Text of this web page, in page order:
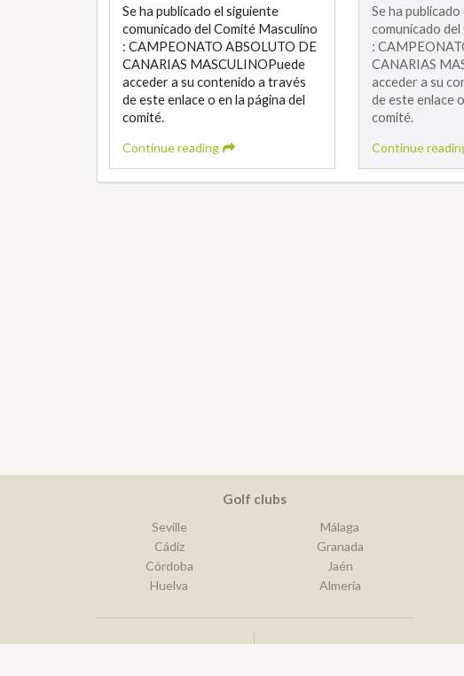
Se ha publicado el siguiente
comunicado del Comité Masculino
: CAMPEONATO ABSOLUTO DE
CANARIAS MASCULINOPuede
acceder a su contenido a través
de este enlace o en la página del
comité.
Continue reading
Se ha
comunicado
:
CANARIAS
acceder a su
de este enlace
comité.
Continue
Golf clubs
Seville
Cádiz
Córdoba
Huelva
Málaga
Granada
Jaén
Almería